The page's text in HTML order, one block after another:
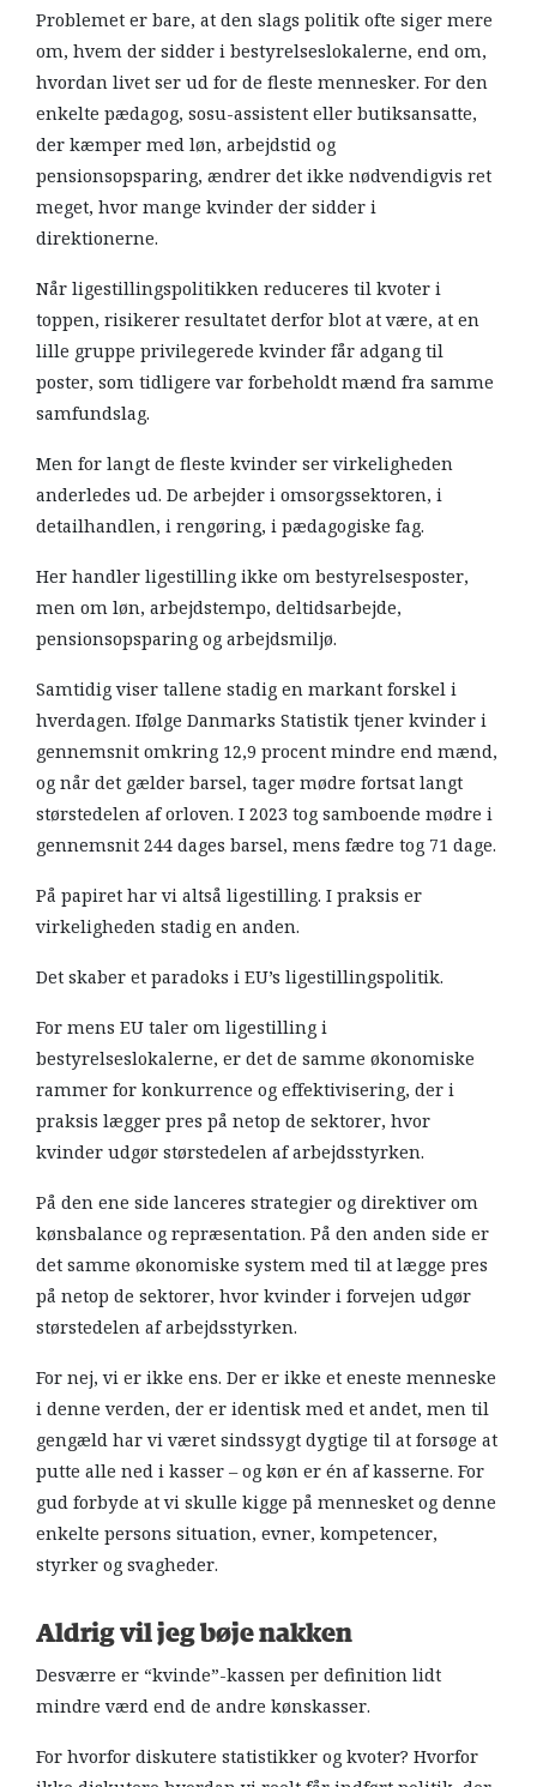
Problemet er bare, at den slags politik ofte siger mere
om, hvem der sidder i bestyrelseslokalerne, end om,
hvordan livet ser ud for de fleste mennesker. For den
enkelte pædagog, sosu-assistent eller butiksansatte,
der kæmper med løn, arbejdstid og
pensionsopsparing, ændrer det ikke nødvendigvis ret
meget, hvor mange kvinder der sidder i
direktionerne.
Når ligestillingspolitikken reduceres til kvoter i
toppen, risikerer resultatet derfor blot at være, at en
lille gruppe privilegerede kvinder får adgang til
poster, som tidligere var forbeholdt mænd fra samme
samfundslag.
Men for langt de fleste kvinder ser virkeligheden
anderledes ud. De arbejder i omsorgssektoren, i
detailhandlen, i rengøring, i pædagogiske fag.
Her handler ligestilling ikke om bestyrelsesposter,
men om løn, arbejdstempo, deltidsarbejde,
pensionsopsparing og arbejdsmiljø.
Samtidig viser tallene stadig en markant forskel i
hverdagen. Ifølge Danmarks Statistik tjener kvinder i
gennemsnit omkring 12,9 procent mindre end mænd,
og når det gælder barsel, tager mødre fortsat langt
størstedelen af orloven. I 2023 tog samboende mødre i
gennemsnit 244 dages barsel, mens fædre tog 71 dage.
På papiret har vi altså ligestilling. I praksis er
virkeligheden stadig en anden.
Det skaber et paradoks i EU’s ligestillingspolitik.
For mens EU taler om ligestilling i
bestyrelseslokalerne, er det de samme økonomiske
rammer for konkurrence og effektivisering, der i
praksis lægger pres på netop de sektorer, hvor
kvinder udgør størstedelen af arbejdsstyrken.
På den ene side lanceres strategier og direktiver om
kønsbalance og repræsentation. På den anden side er
det samme økonomiske system med til at lægge pres
på netop de sektorer, hvor kvinder i forvejen udgør
størstedelen af arbejdsstyrken.
For nej, vi er ikke ens. Der er ikke et eneste menneske
i denne verden, der er identisk med et andet, men til
gengæld har vi været sindssygt dygtige til at forsøge at
putte alle ned i kasser – og køn er én af kasserne. For
gud forbyde at vi skulle kigge på mennesket og denne
enkelte persons situation, evner, kompetencer,
styrker og svagheder.
Aldrig vil jeg bøje nakken
Desværre er “kvinde”-kassen per definition lidt
mindre værd end de andre kønskasser.
For hvorfor diskutere statistikker og kvoter? Hvorfor